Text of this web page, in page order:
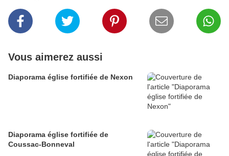
Vous aimerez aussi
Diaporama église fortifiée de Nexon
Diaporama église fortifiée de
Coussac-Bonneval